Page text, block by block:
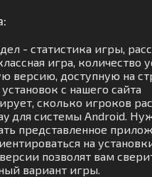
- статистика игры,
игра, количество
версию, доступную на
с нашего сайта
сколько игроков
для системы Android.
представленное
на
позволят вам
вариант игры.